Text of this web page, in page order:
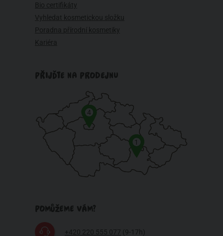
Bio certifikáty
Vyhledat kosmetickou složku
Poradna přírodní kosmetiky
Kariéra
PŘIJĎTE NA PRODEJNU
1
4
POMŮŽEME VÁM?
+420 220 555 077 (9-17h)